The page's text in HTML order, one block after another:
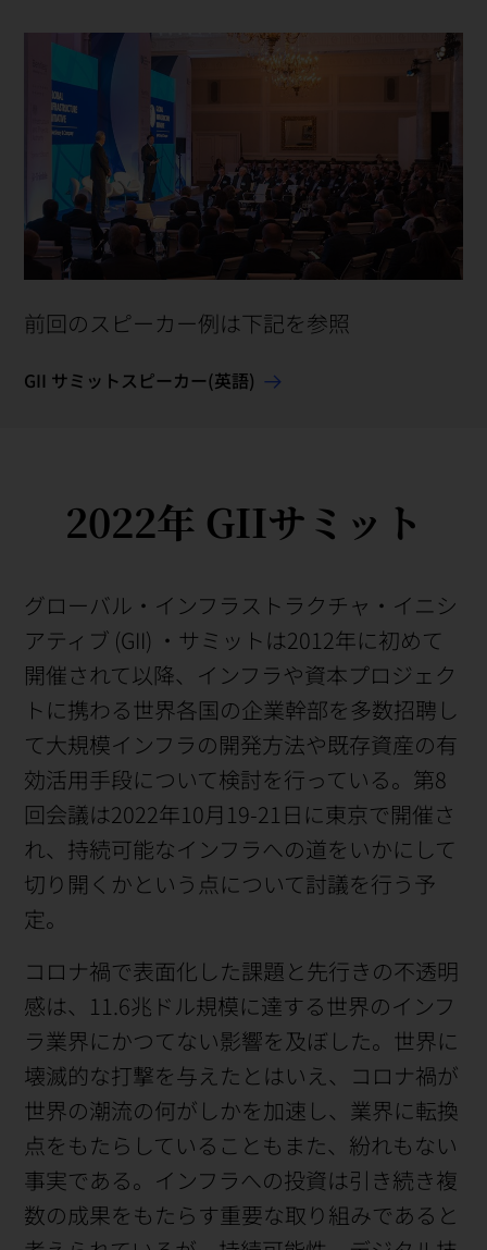
前回のスピーカー例は下記を参照
GII サミットスピーカー(英語)
2022年 GIIサミット
グローバル・インフラストラクチャ・イニシ
アティブ (GII) ・サミットは2012年に初めて
開催されて以降、インフラや資本プロジェク
トに携わる世界各国の企業幹部を多数招聘し
て大規模インフラの開発方法や既存資産の有
効活用手段について検討を行っている。第8
回会議は2022年10月19-21日に東京で開催さ
れ、持続可能なインフラへの道をいかにして
切り開くかという点について討議を行う予
定。
コロナ禍で表面化した課題と先行きの不透明
感は、11.6兆ドル規模に達する世界のインフ
ラ業界にかつてない影響を及ぼした。世界に
壊滅的な打撃を与えたとはいえ、コロナ禍が
世界の潮流の何がしかを加速し、業界に転換
点をもたらしていることもまた、紛れもない
事実である。インフラへの投資は引き続き複
数の成果をもたらす重要な取り組みであると